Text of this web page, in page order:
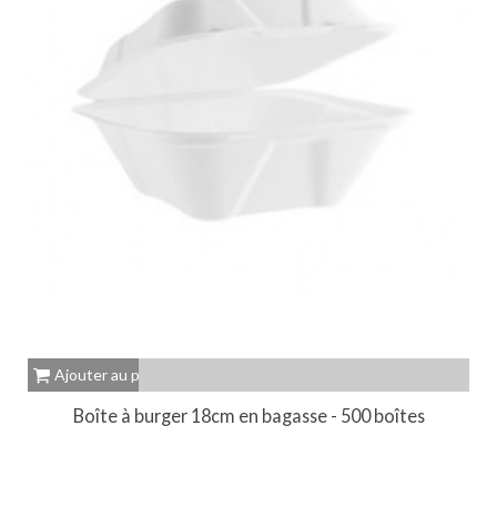
Ajouter au panier
Boîte à burger 18cm en bagasse - 500 boîtes